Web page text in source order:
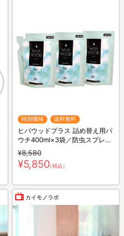
特別価格 送料無料
ヒバウッドプラス 詰め替え用パ
ウチ400ml×3袋／防虫スプレー
／防虫剤／害虫忌避剤
¥8,580
¥5,850（税込）
カイモノラボ